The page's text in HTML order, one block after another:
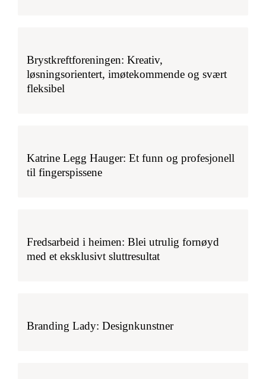
Brystkreftforeningen: Kreativ,
løsningsorientert, imøtekommende og svært
fleksibel
Katrine Legg Hauger: Et funn og profesjonell
til fingerspissene
Fredsarbeid i heimen: Blei utrulig fornøyd
med et eksklusivt sluttresultat
Branding Lady: Designkunstner